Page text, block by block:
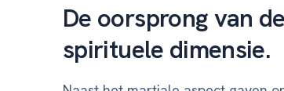
De oorsprong van de
spirituele dimensie.